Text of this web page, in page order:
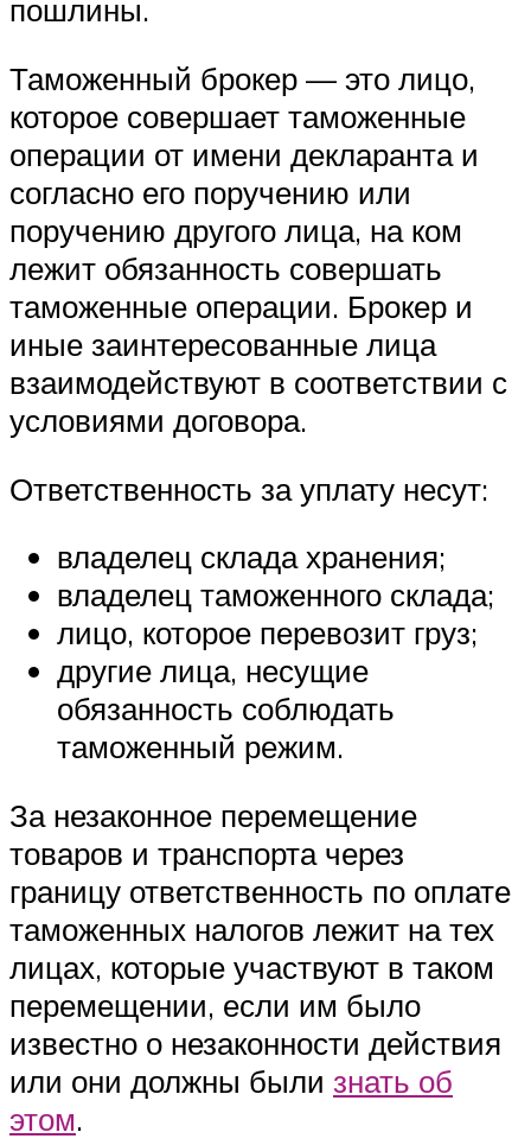
пошлины.
Таможенный брокер — это лицо,
которое совершает таможенные
операции от имени декларанта и
согласно его поручению или
поручению другого лица, на ком
лежит обязанность совершать
таможенные операции. Брокер и
иные заинтересованные лица
взаимодействуют в соответствии с
условиями договора.
Ответственность за уплату несут:
владелец склада хранения;
владелец таможенного склада;
лицо, которое перевозит груз;
другие лица, несущие
обязанность соблюдать
таможенный режим.
За незаконное перемещение
товаров и транспорта через
границу ответственность по оплате
таможенных налогов лежит на тех
лицах, которые участвуют в таком
перемещении, если им было
известно о незаконности действия
или они должны были знать об
этом.